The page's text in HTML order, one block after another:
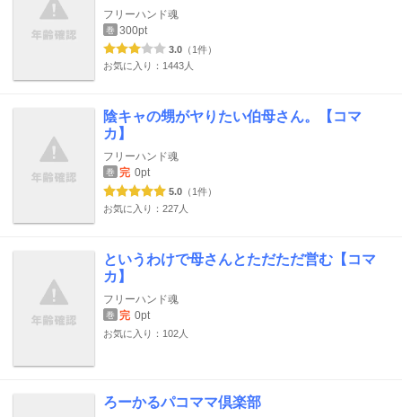
フリーハンド魂
巻 300pt
3.0 （1件）
お気に入り：1443人
陰キャの甥がヤりたい伯母さん。【コマ
カ】
フリーハンド魂
巻 完 0pt
5.0 （1件）
お気に入り：227人
というわけで母さんとただただ営む【コマ
カ】
フリーハンド魂
巻 完 0pt
お気に入り：102人
ろーかるパコママ倶楽部